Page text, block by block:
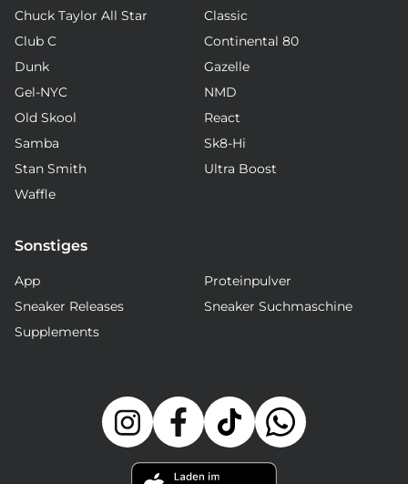
Chuck Taylor All Star
Classic
Club C
Continental 80
Dunk
Gazelle
Gel-NYC
NMD
Old Skool
React
Samba
Sk8-Hi
Stan Smith
Ultra Boost
Waffle
Sonstiges
App
Proteinpulver
Sneaker Releases
Sneaker Suchmaschine
Supplements